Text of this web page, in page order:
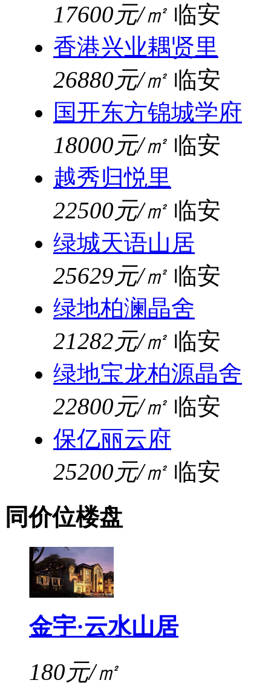
17600元/㎡ 临安
香港兴业耦贤里
26880元/㎡ 临安
国开东方锦城学府
18000元/㎡ 临安
越秀归悦里
22500元/㎡ 临安
绿城天语山居
25629元/㎡ 临安
绿地柏澜晶舍
21282元/㎡ 临安
绿地宝龙柏源晶舍
22800元/㎡ 临安
保亿丽云府
25200元/㎡ 临安
同价位楼盘
金宇·云水山居
180元/㎡